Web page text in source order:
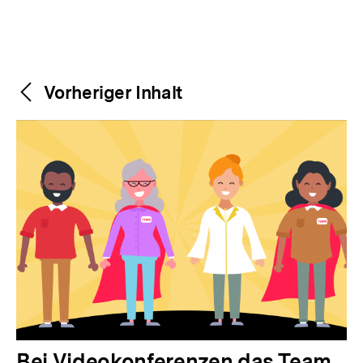
Weitere
Inhalte
Content-
Navigation
Vorheriger Inhalt